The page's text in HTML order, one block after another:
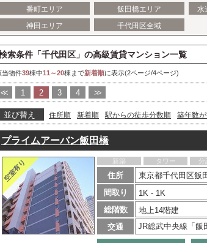
番町エリア 飯田橋エリア 水
神田エリア
千代田区全域
索条件「千代田区」の高級賃貸マンション一覧
当物件39棟中11～20棟まで新着順に表示(2ページ/4ページ)
<< 1 2 3 4 >>
並び替え 住所順 新着順 駅からの徒歩分数順 築年数
プライムアーバン飯田橋
新築 タワー 分
住所
東京都千代田区飯
間取り
1K - 1K
総階数
地上14階建
交通
JR総武中央線「飯